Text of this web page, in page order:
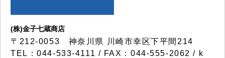
(株)金子七蔵商店
〒212-0053 神奈川県 川崎市幸区下平間214
TEL：044-533-4111 / FAX：044-555-2062 / k